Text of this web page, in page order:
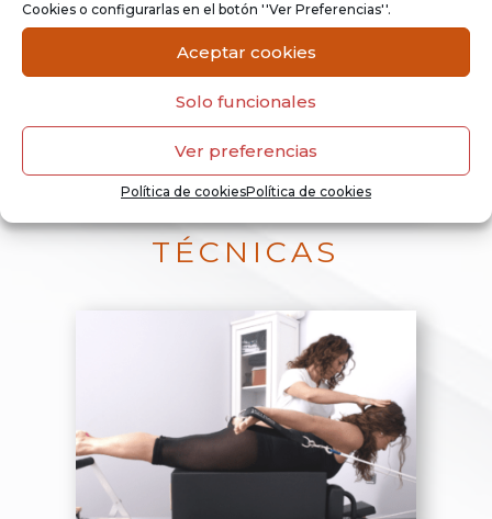
Cookies o configurarlas en el botón ''Ver Preferencias''.
Aceptar cookies
Solo funcionales
Ver preferencias
Política de cookiesPolítica de cookies
TÉCNICAS